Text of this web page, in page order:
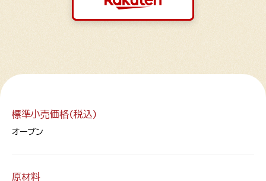
標準小売価格(税込)
オープン
原材料